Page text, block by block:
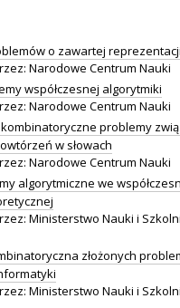
o zawartej reprezentacji
Narodowe Centrum Nauki
współczesnej algorytmiki
Narodowe Centrum Nauki
problemy
w słowach
Narodowe Centrum Nauki
algorytmiczne we
Ministerstwo Nauki i
złożonych
Ministerstwo Nauki i